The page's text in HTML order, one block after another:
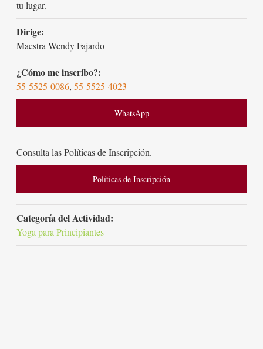
tu lugar.
Dirige:
Maestra Wendy Fajardo
¿Cómo me inscribo?:
55-5525-0086,55-5525-4023
WhatsApp
Consulta las Políticas de Inscripción.
Políticas de Inscripción
Categoría del Actividad:
Yoga para Principiantes